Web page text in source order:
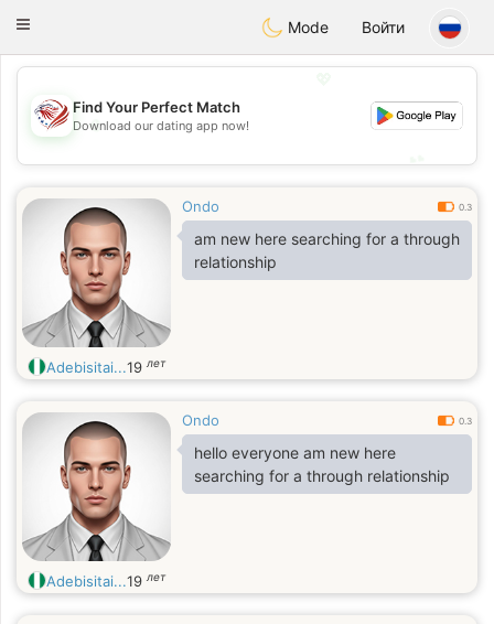
Dating
Toggle
Mode Войти
💖
💕
Find Your Perfect Match
Download our dating app now!
Ondo 0.3
am new here searching for a through
relationship
Adebisitai...19 лет
Ondo 0.3
hello everyone am new here
searching for a through relationship
Adebisitai...19 лет